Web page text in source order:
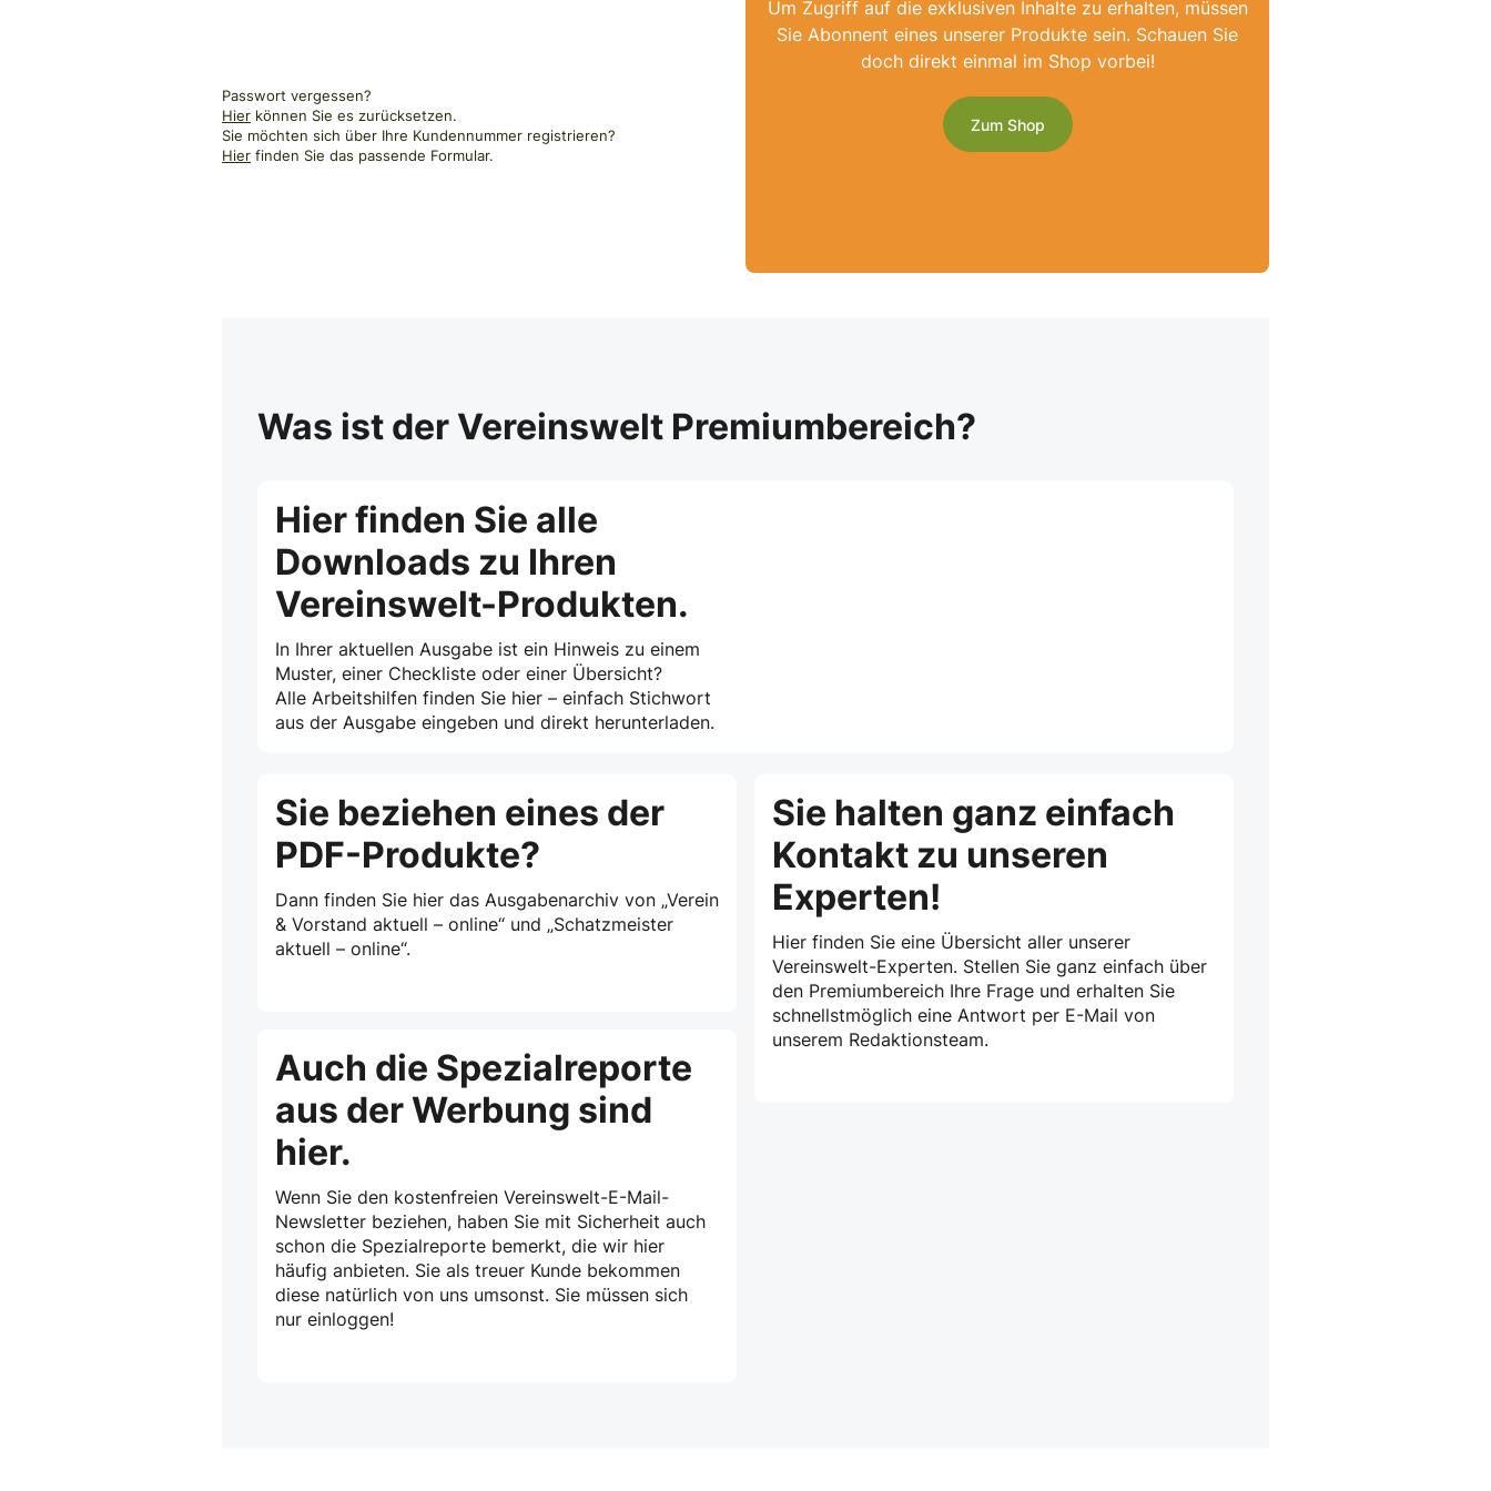
Passwort vergessen?
Hier können Sie es zurücksetzen.
Sie möchten sich über Ihre Kundennummer registrieren?
Hier finden Sie das passende Formular.
Um Zugriff auf die exklusiven Inhalte zu erhalten, müssen
Sie Abonnent eines unserer Produkte sein. Schauen Sie
doch direkt einmal im Shop vorbei!
Zum Shop
Was ist der Vereinswelt Premiumbereich?
Hier finden Sie alle
Downloads zu Ihren
Vereinswelt-Produkten.
In Ihrer aktuellen Ausgabe ist ein Hinweis zu einem
Muster, einer Checkliste oder einer Übersicht?
Alle Arbeitshilfen finden Sie hier – einfach Stichwort
aus der Ausgabe eingeben und direkt herunterladen.
Sie beziehen eines der
PDF-Produkte?
Dann finden Sie hier das Ausgabenarchiv von „Verein
& Vorstand aktuell – online“ und „Schatzmeister
aktuell – online“.
Auch die Spezialreporte
aus der Werbung sind
hier.
Wenn Sie den kostenfreien Vereinswelt-E-Mail-
Newsletter beziehen, haben Sie mit Sicherheit auch
schon die Spezialreporte bemerkt, die wir hier
häufig anbieten. Sie als treuer Kunde bekommen
diese natürlich von uns umsonst. Sie müssen sich
nur einloggen!
Sie halten ganz einfach
Kontakt zu unseren
Experten!
Hier finden Sie eine Übersicht aller unserer
Vereinswelt-Experten. Stellen Sie ganz einfach über
den Premiumbereich Ihre Frage und erhalten Sie
schnellstmöglich eine Antwort per E-Mail von
unserem Redaktionsteam.